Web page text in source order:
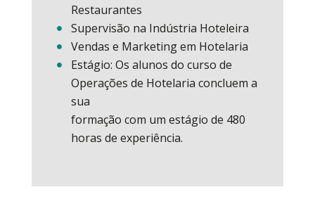
Restaurantes
Supervisão na Indústria Hoteleira
Vendas e Marketing em Hotelaria
Estágio: Os alunos do curso de
Operações de Hotelaria concluem a
sua
formação com um estágio de 480
horas de experiência.